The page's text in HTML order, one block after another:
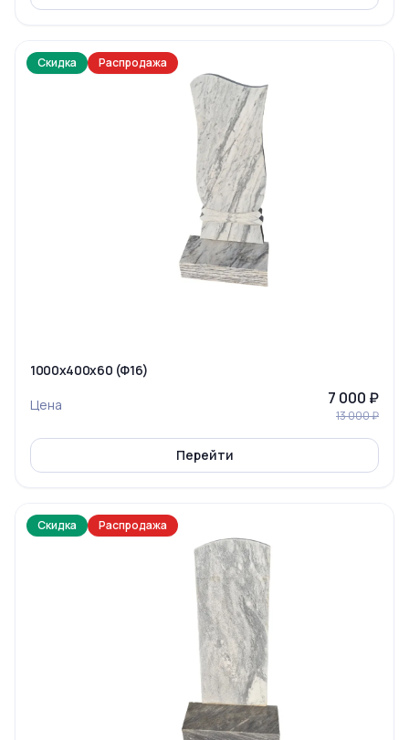
Скидка Распродажа
1000x400x60 (Ф16)
Цена
7 000 ₽
13 000 ₽
Перейти
Скидка Распродажа